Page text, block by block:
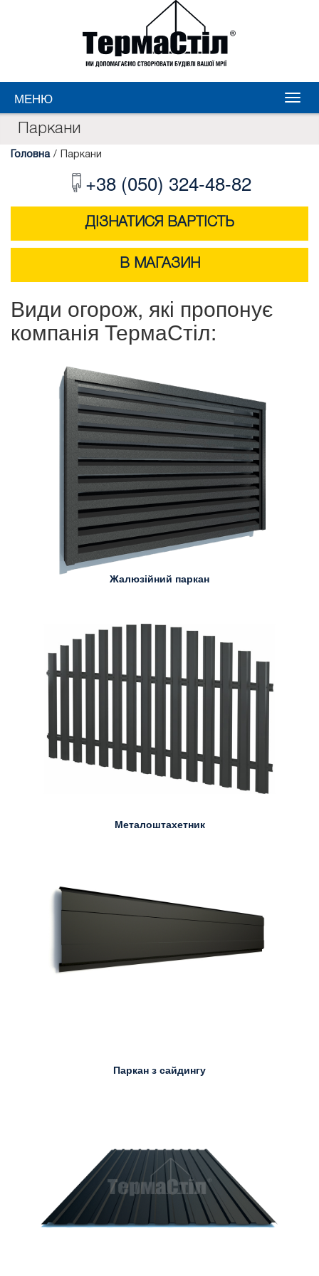
МЕНЮ
Паркани
Головна / Паркани
+38 (050) 324-48-82
ДІЗНАТИСЯ ВАРТІСТЬ
В МАГАЗИН
Види огорож, які пропонує
компанія ТермаСтіл:
Жалюзійний паркан
Металоштахетник
Паркан з сайдингу